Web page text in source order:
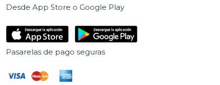
Desde App Store o Google Play
Pasarelas de pago seguras